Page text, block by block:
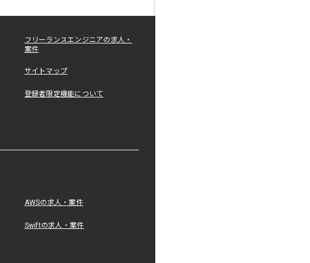
フリーランスエンジニアの求人・
案件
サイトマップ
登録者限定機能について
AWSの求人・案件
Swiftの求人・案件